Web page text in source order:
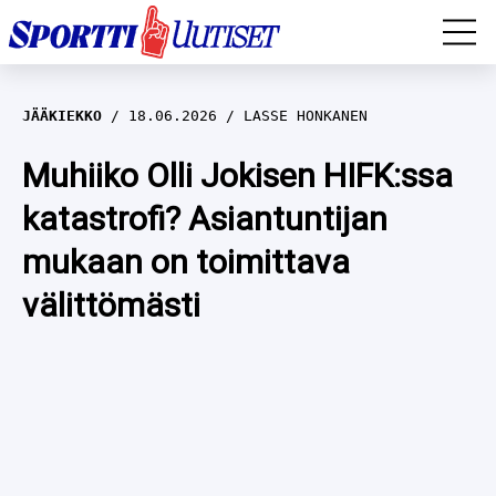
EM-YLEISURHEILU
JÄÄKIEKKO
YLEISURHEILU
WILMA HELTELÄ
TALVILAJIT
JÄÄKIEKKO 18.06.2026 LASSE HONKANEN
Muhiiko Olli Jokisen HIFK:ssa
katastrofi? Asiantuntijan
mukaan on toimittava
välittömästi